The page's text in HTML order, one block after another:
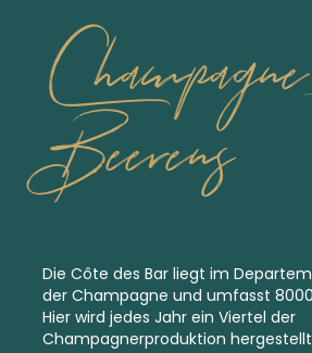
Beerens
Die Côte des Bar liegt im
der Champagne und umfasst
Hier wird jedes Jahr ein Viertel der
Champagnerproduktion